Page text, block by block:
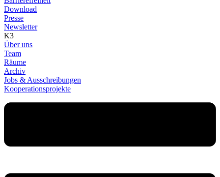
Download
Presse
Newsletter
K3
Über uns
Team
Räume
Archiv
Jobs & Ausschreibungen
Kooperationsprojekte